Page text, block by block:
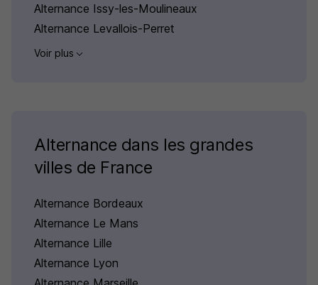
Alternance Issy-les-Moulineaux
Alternance Levallois-Perret
Voir plus
Alternance dans les grandes
villes de France
Alternance Bordeaux
Alternance Le Mans
Alternance Lille
Alternance Lyon